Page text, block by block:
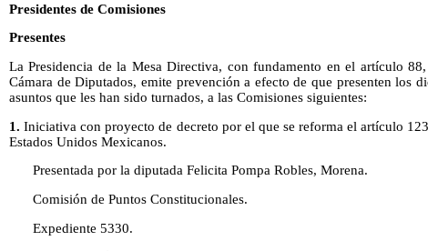
Presidentes de Comisiones
Presentes
La Presidencia de la Mesa Directiva, con fundamento en el artículo
Cámara de Diputados, emite prevención a efecto de que presenten los
asuntos que les han sido turnados, a las Comisiones siguientes:
1. Iniciativa con proyecto de decreto por el que se reforma el artículo
Estados Unidos Mexicanos.
Presentada por la diputada Felicita Pompa Robles, Morena.
Comisión de Puntos Constitucionales.
Expediente 5330.